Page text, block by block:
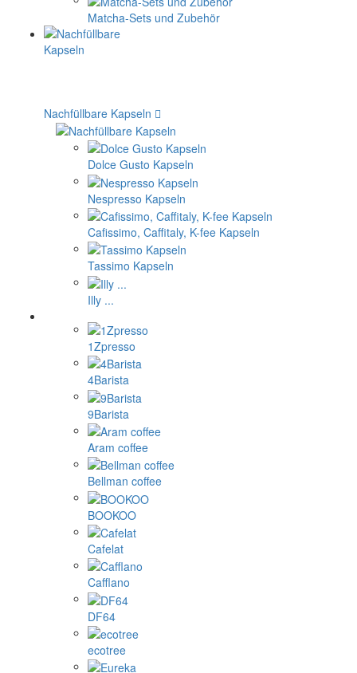
Matcha-Sets und Zubehör
Nachfüllbare Kapseln
Dolce Gusto Kapseln
Nespresso Kapseln
Cafissimo, Caffitaly, K-fee Kapseln
Tassimo Kapseln
Illy ...
1Zpresso
4Barista
9Barista
Aram coffee
Bellman coffee
BOOKOO
Cafelat
Cafflano
DF64
ecotree